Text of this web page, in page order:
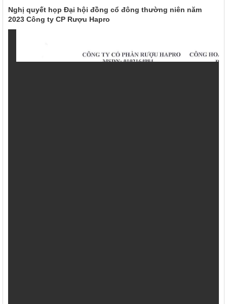
Nghị quyết họp Đại hội đồng cổ đông thường niên năm
2023 Công ty CP Rượu Hapro